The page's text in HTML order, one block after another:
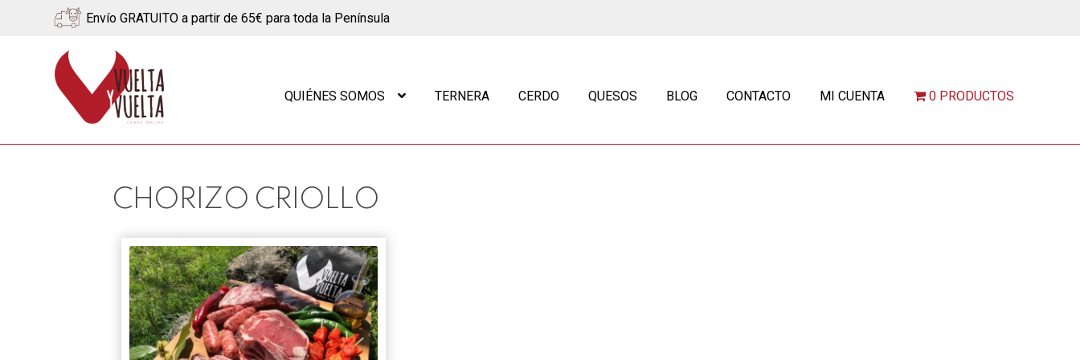
Envío GRATUITO a partir de 65€ para toda la Península
Ir
a
navegación
Ir
al
contenido
QUIÉNES SOMOS TERNERA CERDO QUESOS BLOG CONTACTO MI CUENTA 0 PRODUCTOS
CHORIZO CRIOLLO